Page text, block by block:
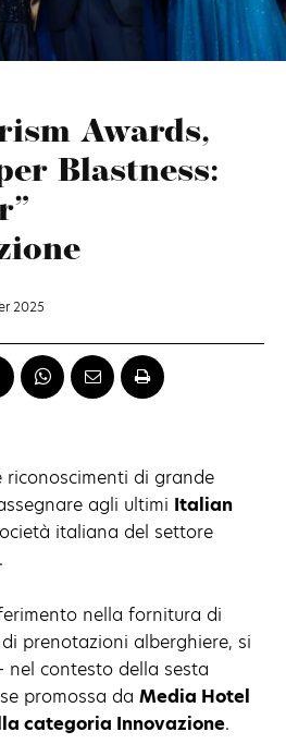
Awards,
Blastness:
2025
riconoscimenti di grande
agli ultimi Italian
italiana del settore
.
nella fornitura di
prenotazioni alberghiere, si
contesto della sesta
promossa da Media Hotel
categoria Innovazione.